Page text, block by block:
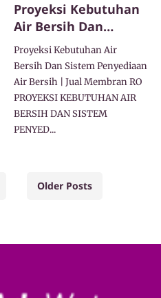
Proyeksi Kebutuhan
Air Bersih Dan
Sistem Penyediaan
Air Bersih | Jual
Membran RO
Proyeksi Kebutuhan Air
Bersih Dan Sistem Penyediaan
Air Bersih | Jual Membran RO
PROYEKSI KEBUTUHAN AIR
BERSIH DAN SISTEM
PENYED...
Older Posts